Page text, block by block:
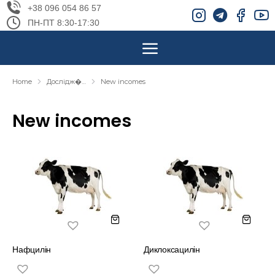
+38 096 054 86 57
ПН-ПТ 8:30-17:30
New incomes
You are here:
Home Дослідж�… New incomes
Нафцилін Диклоксацилін